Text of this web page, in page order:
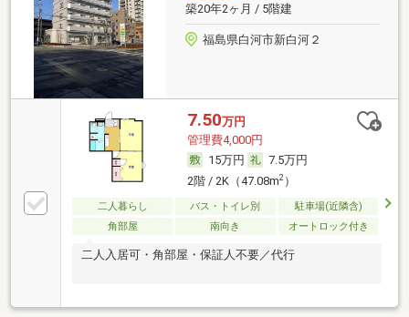
築20年2ヶ月 / 5階建
福島県白河市新白河２
7.50万円
管理費4,000円
15万円
7.5万円
2階 / 2K（47.08m2）
二人暮らし バス・トイレ別
駐車場(近隣含)
角部屋
南向き オートロック付き
二人入居可・角部屋・保証人不要／代行